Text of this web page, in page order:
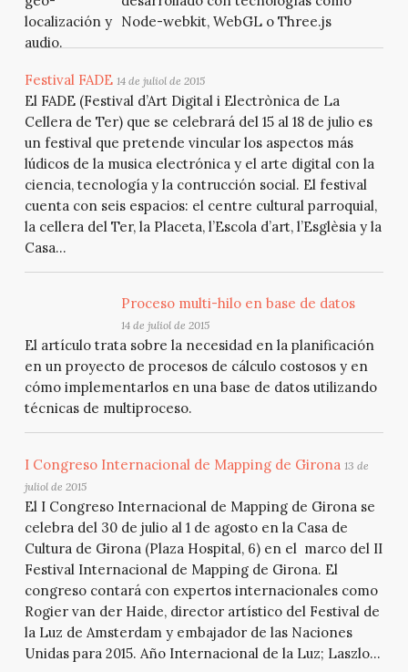
Node-webkit, WebGL o Three.js
Festival FADE 14 de juliol de 2015
El FADE (Festival d’Art Digital i Electrònica de La
Cellera de Ter) que se celebrará del 15 al 18 de julio es
un festival que pretende vincular los aspectos más
lúdicos de la musica electrónica y el arte digital con la
ciencia, tecnología y la contrucción social. El festival
cuenta con seis espacios: el centre cultural parroquial,
la cellera del Ter, la Placeta, l’Escola d’art, l’Esglèsia y la
Casa...
Proceso multi-hilo en base de datos
14 de juliol de 2015
El artículo trata sobre la necesidad en la planificación
en un proyecto de procesos de cálculo costosos y en
cómo implementarlos en una base de datos utilizando
técnicas de multiproceso.
I Congreso Internacional de Mapping de Girona 13 de
juliol de 2015
El I Congreso Internacional de Mapping de Girona se
celebra del 30 de julio al 1 de agosto en la Casa de
Cultura de Girona (Plaza Hospital, 6) en el marco del II
Festival Internacional de Mapping de Girona. El
congreso contará con expertos internacionales como
Rogier van der Haide, director artístico del Festival de
la Luz de Amsterdam y embajador de las Naciones
Unidas para 2015. Año Internacional de la Luz; Laszlo...